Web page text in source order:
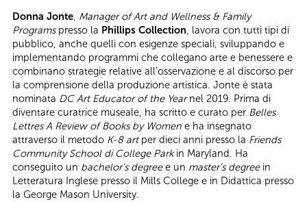
Donna Jonte, Manager of Art and Wellness & Family
Programspresso la Phillips Collection, lavora con tutti tipi di
pubblico, anche quelli con esigenze speciali, sviluppando e
implementando programmi che collegano arte e benessere e
combinano strategie relative all’osservazione e al discorso per
la comprensione della produzione artistica. Jonte è stata
nominata DC Art Educator of the Yearnel 2019. Prima di
diventare curatrice museale, ha scritto e curato per Belles
Lettres A Review of Books by Women e ha insegnato
attraverso il metodo K-8 artper dieci anni presso la Friends
Community School di College Parkin Maryland. Ha
conseguito un bachelor’s degreee un master’s degreein
Letteratura Inglese presso il Mills College e in Didattica presso
la George Mason University.